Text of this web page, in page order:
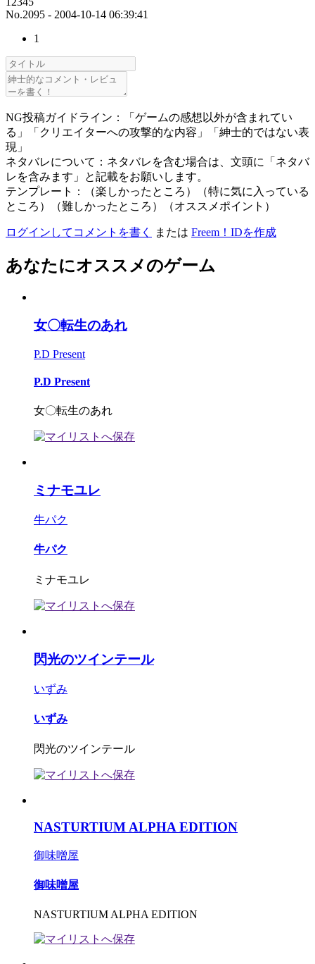
No.2095 - 2004-10-14 06:39:41
1
NG投稿ガイドライン：「ゲームの感想以外が含まれてい
る」「クリエイターへの攻撃的な内容」「紳士的ではない表
現」
ネタバレについて：ネタバレを含む場合は、文頭に「ネタバ
レを含みます」と記載をお願いします。
テンプレート：（楽しかったところ）（特に気に入っている
ところ）（難しかったところ）（オススメポイント）
ログインしてコメントを書く または Freem！IDを作成
あなたにオススメのゲーム
女〇転生のあれ
P.D Present
P.D Present
女〇転生のあれ
ミナモユレ
牛パク
牛パク
ミナモユレ
閃光のツインテール
いずみ
いずみ
閃光のツインテール
NASTURTIUM ALPHA EDITION
御味噌屋
御味噌屋
NASTURTIUM ALPHA EDITION